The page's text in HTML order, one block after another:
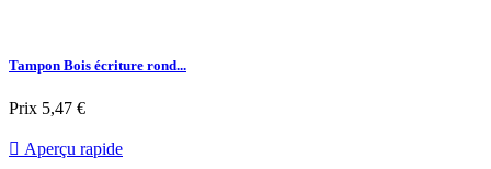
Tampon Bois écriture rond...
Prix 5,47 €
 Aperçu rapide